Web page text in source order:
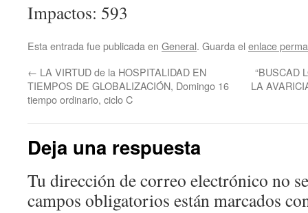
Impactos: 593
Esta entrada fue publicada en General. Guarda el enlace
← LA VIRTUD de la HOSPITALIDAD EN
TIEMPOS DE GLOBALIZACIÓN, Domingo 16
tiempo ordinario, ciclo C
“BUSCAD
LA
Deja una respuesta
Tu dirección de correo electrónico no
campos obligatorios están marcados